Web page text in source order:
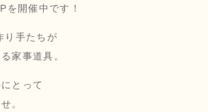
を開催中です！
り手たちが
家事道具。
とって
。